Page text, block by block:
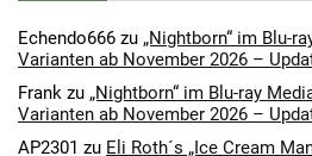
Echendo666 zu „Nightborn“ im Blu-
Varianten ab November 2026 –
Frank zu „Nightborn“ im Blu-ray
Varianten ab November 2026 –
AP2301 zu Eli Roth´s „Ice Cream